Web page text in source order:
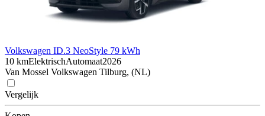
Volkswagen ID.3 NeoStyle 79 kWh
10 kmElektrischAutomaat2026
Van Mossel Volkswagen Tilburg, (NL)
Vergelijk